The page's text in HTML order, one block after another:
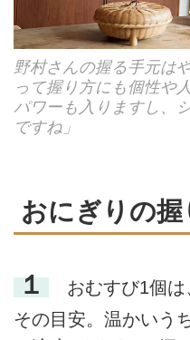
野村さんの握る手元は
って握り方にも個性や
パワーも入りますし、
ですね」
おにぎりの
１
おむすび1個は
その目安。温かいう